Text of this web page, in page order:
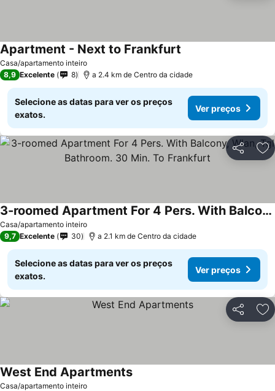
Casa/apartamento inteiro
Apartment - Next to Frankfurt
8,9 Excelente 8 a 2.4 km de Centro da cidade
Selecione as datas para ver os preços
exatos.
Ver preços
Partilhar
Casa/apartamento inteiro
3-roomed Apartment For 4 Pers. With Balcony, Wlan, Tgl Bathroom. 30 Min. To Frankfurt
9,7 Excelente 30 a 2.1 km de Centro da cidade
Selecione as datas para ver os preços
exatos.
Ver preços
Partilhar
Casa/apartamento inteiro
West End Apartments